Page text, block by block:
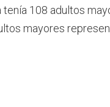
tenía 108 adultos
mayores